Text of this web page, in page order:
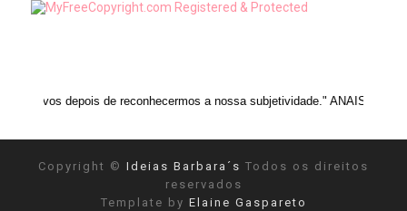
de reconhecermos a nossa subjetividade." ANAIS NIN
Copyright © Ideias Barbara´s Todos os direitos
reservados
Template by Elaine Gaspareto